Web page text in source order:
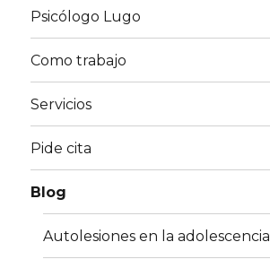
Psicólogo Lugo
Como trabajo
Servicios
Pide cita
Blog
Autolesiones en la adolescencia